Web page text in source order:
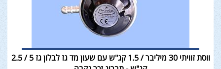
ווסת זוויתי 30 מיליבר / 1.5 קג"ש עם שעון מד גז לבלון גז 5 / 2.5